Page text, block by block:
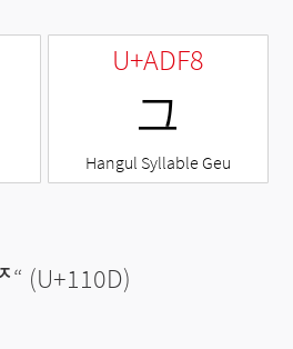
U+ADF8
그
Hangul Syllable Geu
“ (U+110D)